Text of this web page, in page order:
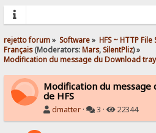
rejetto forum» Software» HFS ~ HTTP File
Français(Moderators:Mars,SilentPliz) »
Modification du message du Download tray
Modification du message
de HFS
dmatter · 3 · 22344